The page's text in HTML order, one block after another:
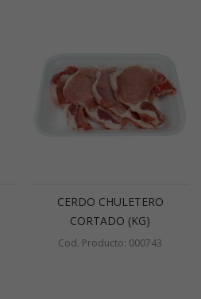
CERDO CHULETERO
CORTADO (KG)
Cod. Producto: 000743